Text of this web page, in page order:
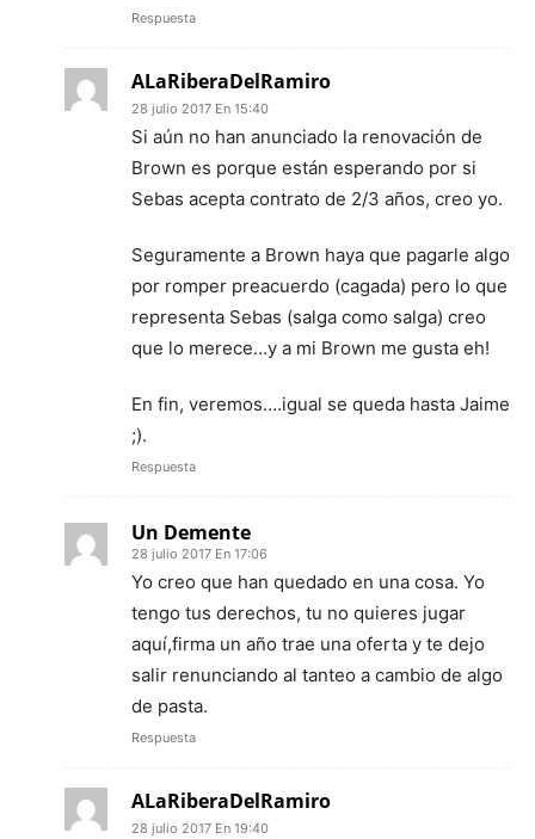
Respuesta
ALaRiberaDelRamiro
28 julio 2017 En 15:40
Si aún no han anunciado la renovación de
Brown es porque están esperando por si
Sebas acepta contrato de 2/3 años, creo yo.
Seguramente a Brown haya que pagarle algo
por romper preacuerdo (cagada) pero lo que
representa Sebas (salga como salga) creo
que lo merece…y a mi Brown me gusta eh!
En fin, veremos….igual se queda hasta Jaime
;).
Respuesta
Un Demente
28 julio 2017 En 17:06
Yo creo que han quedado en una cosa. Yo
tengo tus derechos, tu no quieres jugar
aquí,firma un año trae una oferta y te dejo
salir renunciando al tanteo a cambio de algo
de pasta.
Respuesta
ALaRiberaDelRamiro
28 julio 2017 En 19:40